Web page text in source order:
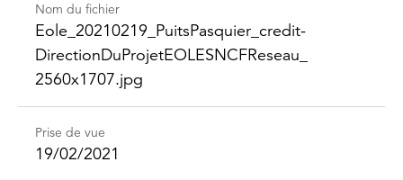
Nom du fichier
Eole_​20210219_​Puits​Pasquier_​credit-​
Direction​DuProjet​EOLESNCFReseau_​
2560x1707.jpg
Prise de vue
19/02/2021